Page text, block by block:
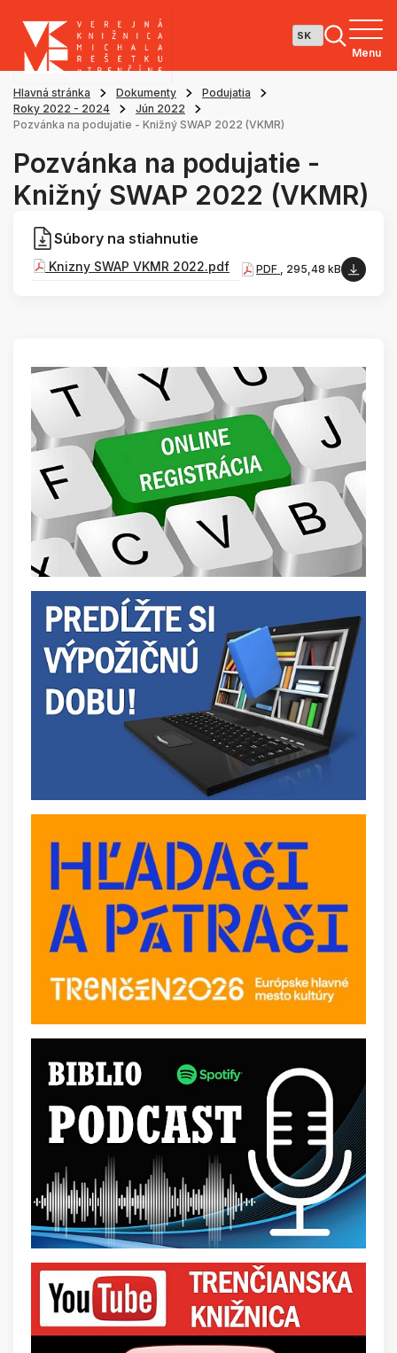
Menu
Hlavná stránka Dokumenty
Podujatia
Roky 2022 - 2024
Jún 2022
Pozvánka na podujatie - Knižný SWAP 2022 (VKMR)
Pozvánka na podujatie -
Knižný SWAP 2022 (VKMR)
Súbory na stiahnutie
Knizny SWAP VKMR 2022.pdf PDF , 295,48 kB